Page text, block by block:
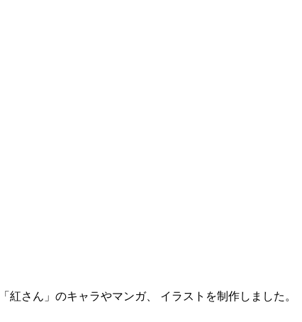
紅さん」のキャラやマンガ、 イラストを制作しました。